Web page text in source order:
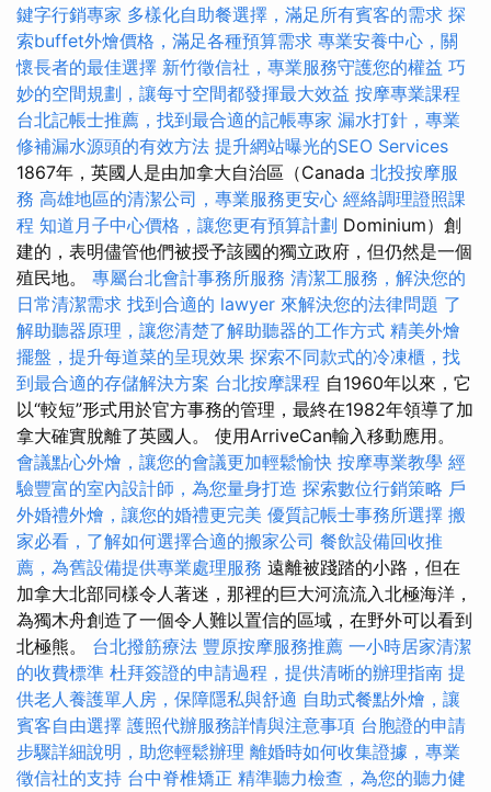
鍵字行銷專家 多樣化自助餐選擇，滿足所有賓客的需求 探
索buffet外燴價格，滿足各種預算需求 專業安養中心，關
懷長者的最佳選擇 新竹徵信社，專業服務守護您的權益 巧
妙的空間規劃，讓每寸空間都發揮最大效益 按摩專業課程
台北記帳士推薦，找到最合適的記帳專家 漏水打針，專業
修補漏水源頭的有效方法 提升網站曝光的SEO Services
1867年，英國人是由加拿大自治區（Canada 北投按摩服
務 高雄地區的清潔公司，專業服務更安心 經絡調理證照課
程 知道月子中心價格，讓您更有預算計劃 Dominium）創
建的，表明儘管他們被授予該國的獨立政府，但仍然是一個
殖民地。 專屬台北會計事務所服務 清潔工服務，解決您的
日常清潔需求 找到合適的 lawyer 來解決您的法律問題 了
解助聽器原理，讓您清楚了解助聽器的工作方式 精美外燴
擺盤，提升每道菜的呈現效果 探索不同款式的冷凍櫃，找
到最合適的存儲解決方案 台北按摩課程 自1960年以來，它
以“較短”形式用於官方事務的管理，最終在1982年領導了加
拿大確實脫離了英國人。 使用ArriveCan輸入移動應用。
會議點心外燴，讓您的會議更加輕鬆愉快 按摩專業教學 經
驗豐富的室內設計師，為您量身打造 探索數位行銷策略 戶
外婚禮外燴，讓您的婚禮更完美 優質記帳士事務所選擇 搬
家必看，了解如何選擇合適的搬家公司 餐飲設備回收推
薦，為舊設備提供專業處理服務 遠離被踐踏的小路，但在
加拿大北部同樣令人著迷，那裡的巨大河流流入北極海洋，
為獨木舟創造了一個令人難以置信的區域，在野外可以看到
北極熊。 台北撥筋療法 豐原按摩服務推薦 一小時居家清潔
的收費標準 杜拜簽證的申請過程，提供清晰的辦理指南 提
供老人養護單人房，保障隱私與舒適 自助式餐點外燴，讓
賓客自由選擇 護照代辦服務詳情與注意事項 台胞證的申請
步驟詳細說明，助您輕鬆辦理 離婚時如何收集證據，專業
徵信社的支持 台中脊椎矯正 精準聽力檢查，為您的聽力健